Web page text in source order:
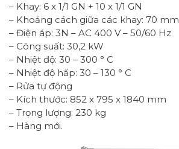
– Khay: 6 x 1/1 GN + 10 x 1/1 GN
– Khoảng cách giữa các khay: 70 mm
– Điện áp: 3N – AC 400 V – 50/60 Hz
– Công suất: 30,2 kW
– Nhiệt độ: 30 – 300 ° C
– Nhiệt độ hấp: 30 – 130 ° C
– Rửa tự động
– Kích thước: 852 x 795 x 1840 mm
– Trọng lượng: 230 kg
– Hàng mới.